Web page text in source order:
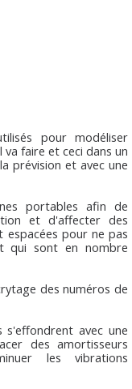
pour modéliser
faire et ceci dans un
prévision et avec une
portables afin de
et d'affecter des
espacées pour ne pas
qui sont en nombre
des numéros de
s'effondrent avec une
des amortisseurs
les vibrations